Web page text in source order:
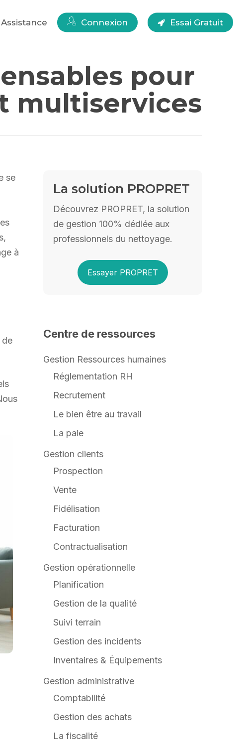
Assistance Connexion Essai Gratuit
pour
multiservices
se
à
de
La solution PROPRET
Découvrez PROPRET, la solution
de gestion 100% dédiée aux
professionnels du nettoyage.
Essayer PROPRET
Centre de ressources
Gestion Ressources humaines
Réglementation RH
Recrutement
Le bien être au travail
La paie
Gestion clients
Prospection
Vente
Fidélisation
Facturation
Contractualisation
Gestion opérationnelle
Planification
Gestion de la qualité
Suivi terrain
Gestion des incidents
Inventaires & Équipements
Gestion administrative
Comptabilité
Gestion des achats
La fiscalité